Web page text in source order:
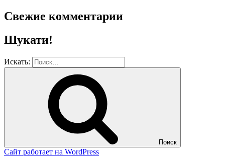
Свежие комментарии
Шукати!
Искать:
Поиск
Сайт работает на WordPress